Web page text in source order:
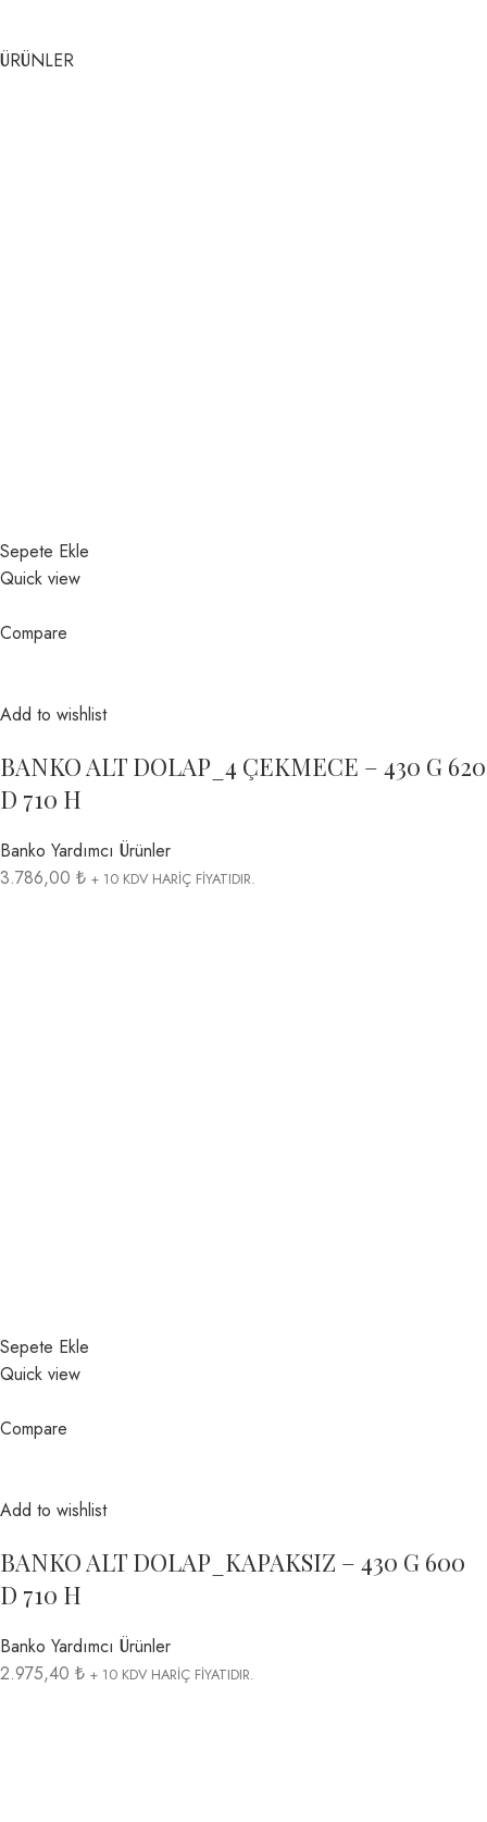
ÜRÜNLER
Sepete Ekle
Quick view
Compare
Add to wishlist
BANKO ALT DOLAP_4 ÇEKMECE – 430 G 620
D 710 H
Banko Yardımcı Ürünler
3.786,00 ₺ + 10 KDV HARİÇ FİYATIDIR.
Sepete Ekle
Quick view
Compare
Add to wishlist
BANKO ALT DOLAP_KAPAKSIZ – 430 G 600
D 710 H
Banko Yardımcı Ürünler
2.975,40 ₺ + 10 KDV HARİÇ FİYATIDIR.